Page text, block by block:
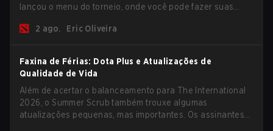
lançou o menu do torneio, onde você pode fazer suas
recompensas deste ano.
2 ago. Eric Oliveira
Faxina de Férias: Dota Plus e Atualizações de
Qualidade de Vida
Além de acertar o balanceamento para The International
2026, o Summer Scrub também trouxe algumas
atualizações pequenas, mas importantes. Os assinantes